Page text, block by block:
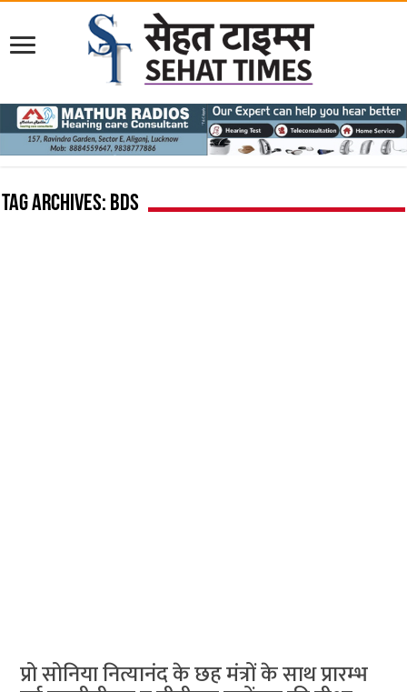
Tag Archives: BDS
प्रो सोनिया नित्यानंद के छह मंत्रों के साथ प्रारम्भ